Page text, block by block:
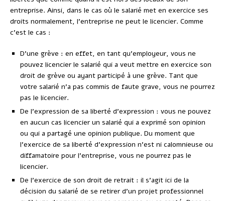
entreprise. Ainsi, dans le cas où le salarié met en exercice ses
droits normalement, l’entreprise ne peut le licencier. Comme
c’est le cas :
D’une grève : en effet, en tant qu’employeur, vous ne
pouvez licencier le salarié qui a veut mettre en exercice son
droit de grève ou ayant participé à une grève. Tant que
votre salarié n’a pas commis de faute grave, vous ne pourrez
pas le licencier.
De l’expression de sa liberté d’expression : vous ne pouvez
en aucun cas licencier un salarié qui a exprimé son opinion
ou qui a partagé une opinion publique. Du moment que
l’exercice de sa liberté d’expression n’est ni calomnieuse ou
diffamatoire pour l’entreprise, vous ne pourrez pas le
licencier.
De l’exercice de son droit de retrait : il s’agit ici de la
décision du salarié de se retirer d’un projet professionnel